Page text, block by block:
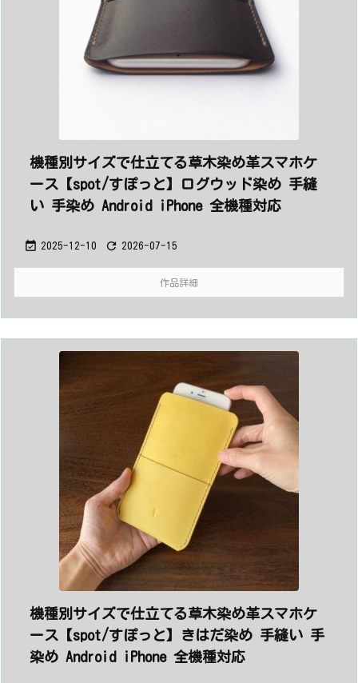
機種別サイズで仕立てる草木染め革スマホケ
ース【spot/すぽっと】ログウッド染め 手縫
い 手染め Android iPhone 全機種対応
 2025-12-10  2026-07-15
作品詳細
機種別サイズで仕立てる草木染め革スマホケ
ース【spot/すぽっと】きはだ染め 手縫い 手
染め Android iPhone 全機種対応